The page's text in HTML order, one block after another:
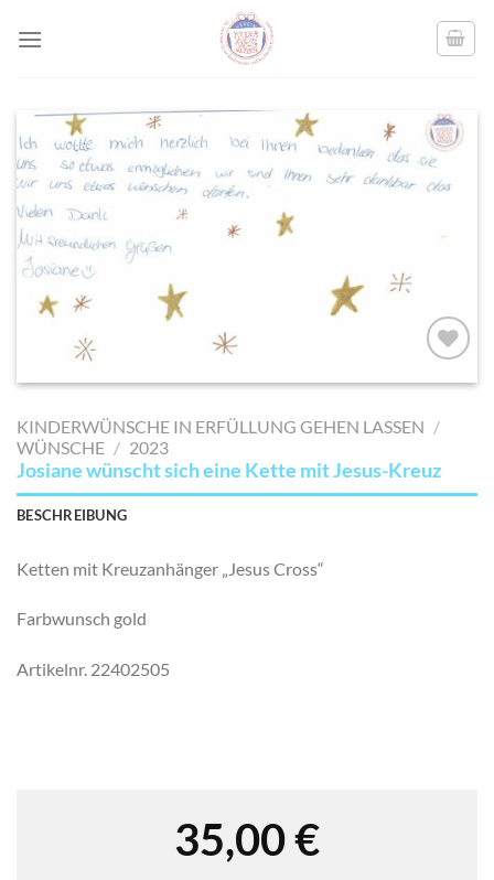
AUF MEINE
SETZEN
KINDERWÜNSCHE IN ERFÜLLUNG GEHEN LASSEN /
WÜNSCHE / 2023
Josiane wünscht sich eine Kette mit Jesus-Kreuz
BESCHREIBUNG
Ketten mit Kreuzanhänger „Jesus Cross“
Farbwunsch gold
Artikelnr. 22402505
35,00€